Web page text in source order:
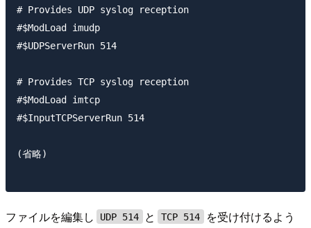
# Provides UDP syslog reception
#$ModLoad imudp
#$UDPServerRun 514
# Provides TCP syslog reception
#$ModLoad imtcp
#$InputTCPServerRun 514
(省略)
ファイルを編集し UDP 514 と TCP 514
を受け付けるよう